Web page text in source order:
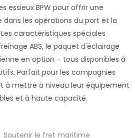
essieux BPW pour offrir une
les opérations du port et la
caractéristiques spéciales
ABS, le paquet d'éclairage
en option – tous disponibles à
Parfait pour les compagnies
à mettre à niveau leur équipement
et à haute capacité.
Soutenir le fret maritime